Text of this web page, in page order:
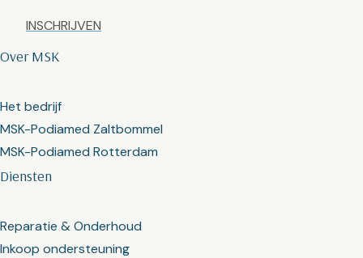
Diensten
Reparatie & Onderhoud
Inkoop ondersteuning
Over MSK
Het bedrijf
MSK-Podiamed Zaltbommel
MSK-Podiamed Rotterdam
Captcha